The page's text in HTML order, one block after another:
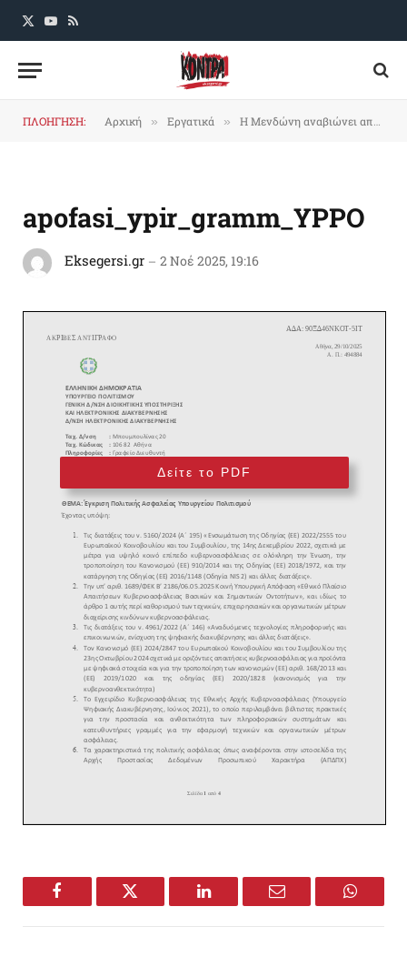
X
YouTube
RSS
ΠΛΟΗΓΗΣΗ: Αρχική » Εργατικά » Η Μενδώνη αναβιώνει απροκάλυπτα το Συνδικαλιστικό της Ασφάλειας!
apofasi_ypir_gramm_YPPO
Eksegersi.gr 2 Νοέ 2025, 19:16
Δείτε το PDF
Facebook Twitter LinkedIn Email